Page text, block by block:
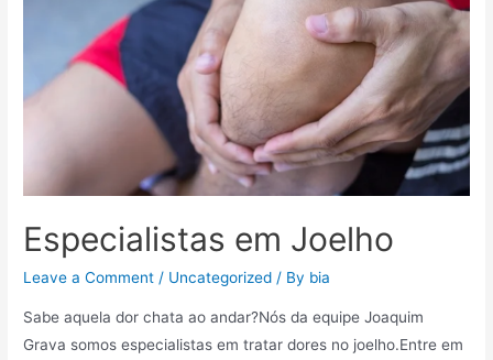
Especialistas em Joelho
Leave a Comment / Uncategorized / By bia
Sabe aquela dor chata ao andar?Nós da equipe Joaquim
Grava somos especialistas em tratar dores no joelho.Entre em